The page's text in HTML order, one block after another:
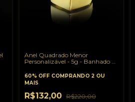
Anel Quadrado Menor
Personalizável - 5g - Banhado a
60% OFF COMPRANDO 2 OU
MAIS
R$132,00 R$220,00